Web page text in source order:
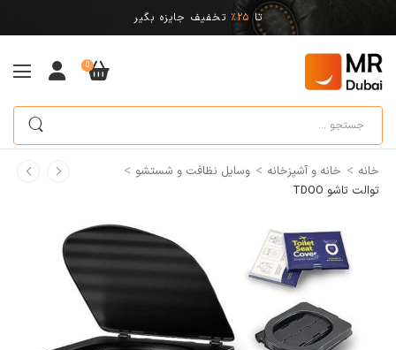
تا 25% تخفیف جایزه بگیر
0
خانه > خانه و آشپزخانه > وسایل نظافت و شستشو >
توالت تاشو TDOO